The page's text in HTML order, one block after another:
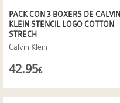
PACK CON 3 BOXERS DE CALVIN
KLEIN STENCIL LOGO COTTON
STRECH
Calvin Klein
42.95€